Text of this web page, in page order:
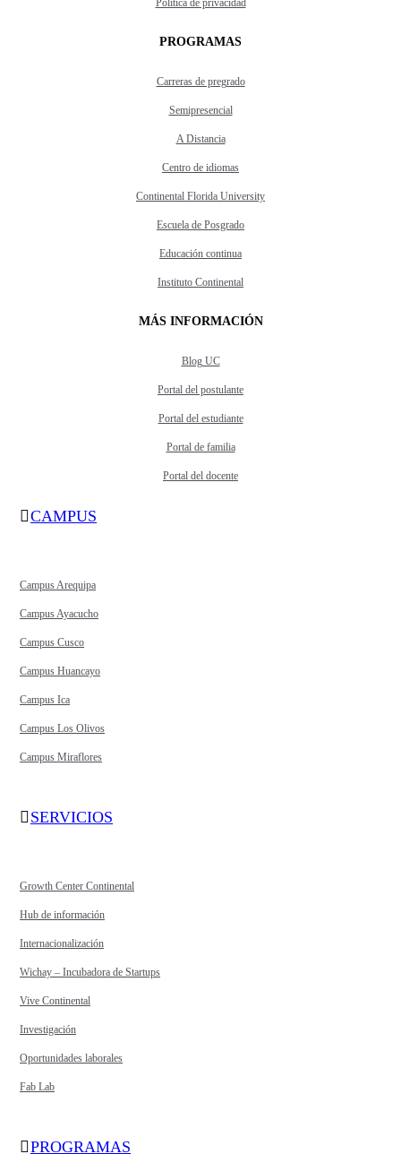
PROGRAMAS
Carreras de pregrado
Semipresencial
A Distancia
Centro de idiomas
Continental Florida University
Escuela de Posgrado
Educación continua
Instituto Continental
MÁS INFORMACIÓN
Blog UC
Portal del postulante
Portal del estudiante
Portal de familia
Portal del docente
CAMPUS
Campus Arequipa
Campus Ayacucho
Campus Cusco
Campus Huancayo
Campus Ica
Campus Los Olivos
Campus Miraflores
SERVICIOS
Growth Center Continental
Hub de información
Internacionalización
Wichay – Incubadora de Startups
Vive Continental
Investigación
Oportunidades laborales
Fab Lab
PROGRAMAS